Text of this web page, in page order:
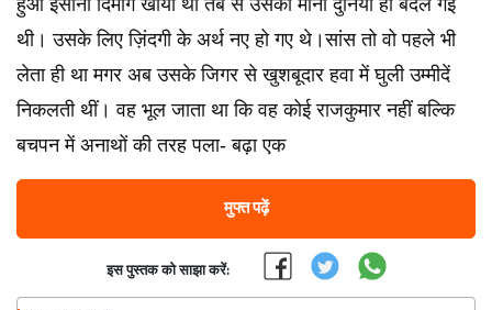
हुआ इंसानी दिमाग खाया था तब से उसकी मानो दुनिया ही बदल गई
थी। उसके लिए ज़िंदगी के अर्थ नए हो गए थे।सांस तो वो पहले भी
लेता ही था मगर अब उसके जिगर से खुशबूदार हवा में घुली उम्मीदें
निकलती थीं। वह भूल जाता था कि वह कोई राजकुमार नहीं बल्कि
बचपन में अनाथों की तरह पला- बढ़ा एक
मुफ्त पढ़ें
इस पुस्तक को साझा करें: